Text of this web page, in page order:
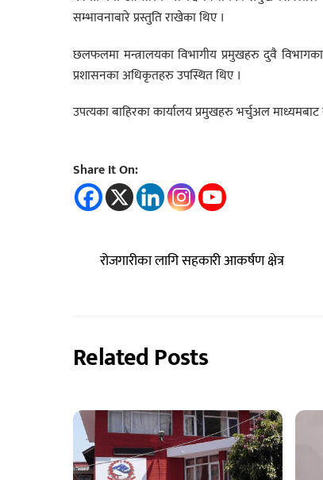
सम्भावनाबारे प्रस्तुति राखेका थिए ।
छलफलमा मन्त्रालयका विभागीय प्रमुखहरु दुवै
प्रशासनका अधिकृतहरु उपस्थित थिए ।
उपत्यका बाहिरका कार्यालय प्रमुखहरु भर्चुअल
Share It On:
रोजगारीका लागि सहकारी आकर्षण क्षेत्र
Related Posts